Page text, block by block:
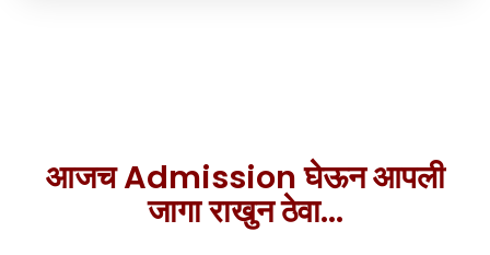
आजच Admission घेऊन आपली
जागा राखुन ठेवा...